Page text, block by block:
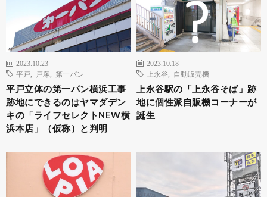
2023.10.23
平戸
戸塚 第一パン
平戸立体の第一パン横浜工事
跡地にできるのはヤマダデン
キの「ライフセレクトNEW横
浜本店」（仮称）と判明
2023.10.18
上永谷
自動販売機
上永谷駅の「上永谷そば」跡
地に個性派自販機コーナーが
誕生